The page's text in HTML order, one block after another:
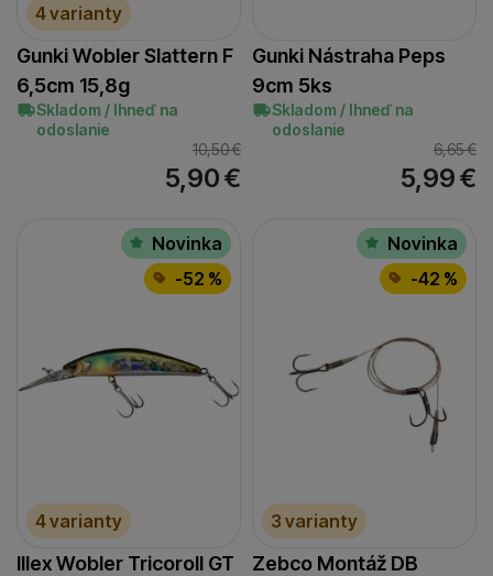
4 varianty
Gunki Wobler Slattern F
6,5cm 15,8g
Skladom / Ihneď na
odoslanie
10,50€
5,90€
Gunki Nástraha Peps
9cm 5ks
Skladom / Ihneď na
odoslanie
6,65€
5,99€
Novinka
-52 %
4 varianty
Illex Wobler Tricoroll GT
Novinka
-42 %
3 varianty
Zebco Montáž DB